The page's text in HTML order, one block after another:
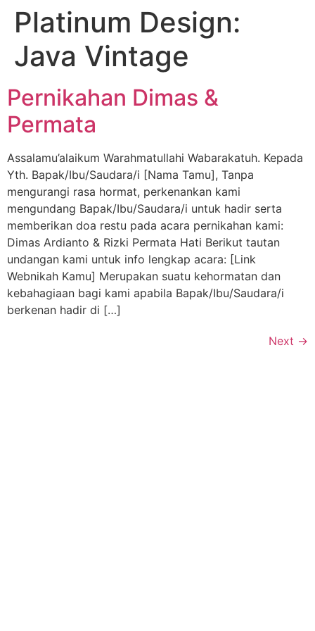
Platinum Design:
Java Vintage
Pernikahan Dimas &
Permata
Assalamu’alaikum Warahmatullahi Wabarakatuh. Kepada
Yth. Bapak/Ibu/Saudara/i [Nama Tamu], Tanpa
mengurangi rasa hormat, perkenankan kami
mengundang Bapak/Ibu/Saudara/i untuk hadir serta
memberikan doa restu pada acara pernikahan kami:
Dimas Ardianto & Rizki Permata Hati Berikut tautan
undangan kami untuk info lengkap acara: [Link
Webnikah Kamu] Merupakan suatu kehormatan dan
kebahagiaan bagi kami apabila Bapak/Ibu/Saudara/i
berkenan hadir di […]
Next →